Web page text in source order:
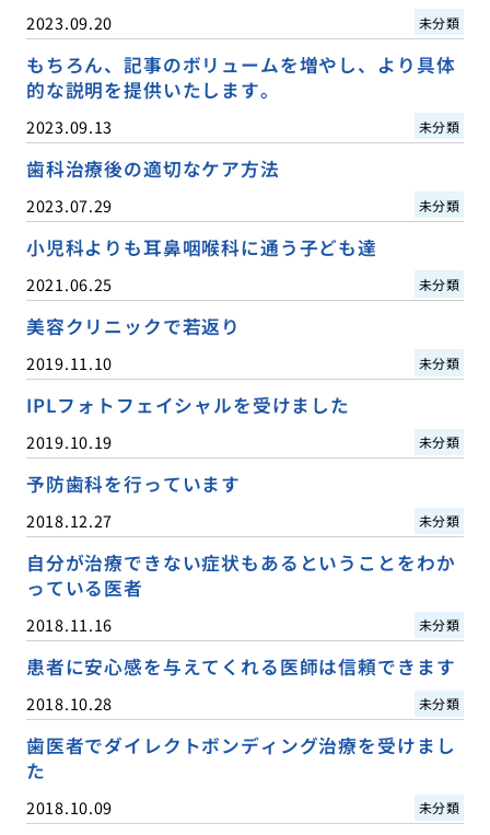
2023.09.20 未分類
もちろん、記事のボリュームを増やし、より具体
的な説明を提供いたします。
2023.09.13 未分類
歯科治療後の適切なケア方法
2023.07.29 未分類
小児科よりも耳鼻咽喉科に通う子ども達
2021.06.25 未分類
美容クリニックで若返り
2019.11.10 未分類
IPLフォトフェイシャルを受けました
2019.10.19 未分類
予防歯科を行っています
2018.12.27 未分類
自分が治療できない症状もあるということをわか
っている医者
2018.11.16 未分類
患者に安心感を与えてくれる医師は信頼できます
2018.10.28 未分類
歯医者でダイレクトボンディング治療を受けまし
た
2018.10.09 未分類